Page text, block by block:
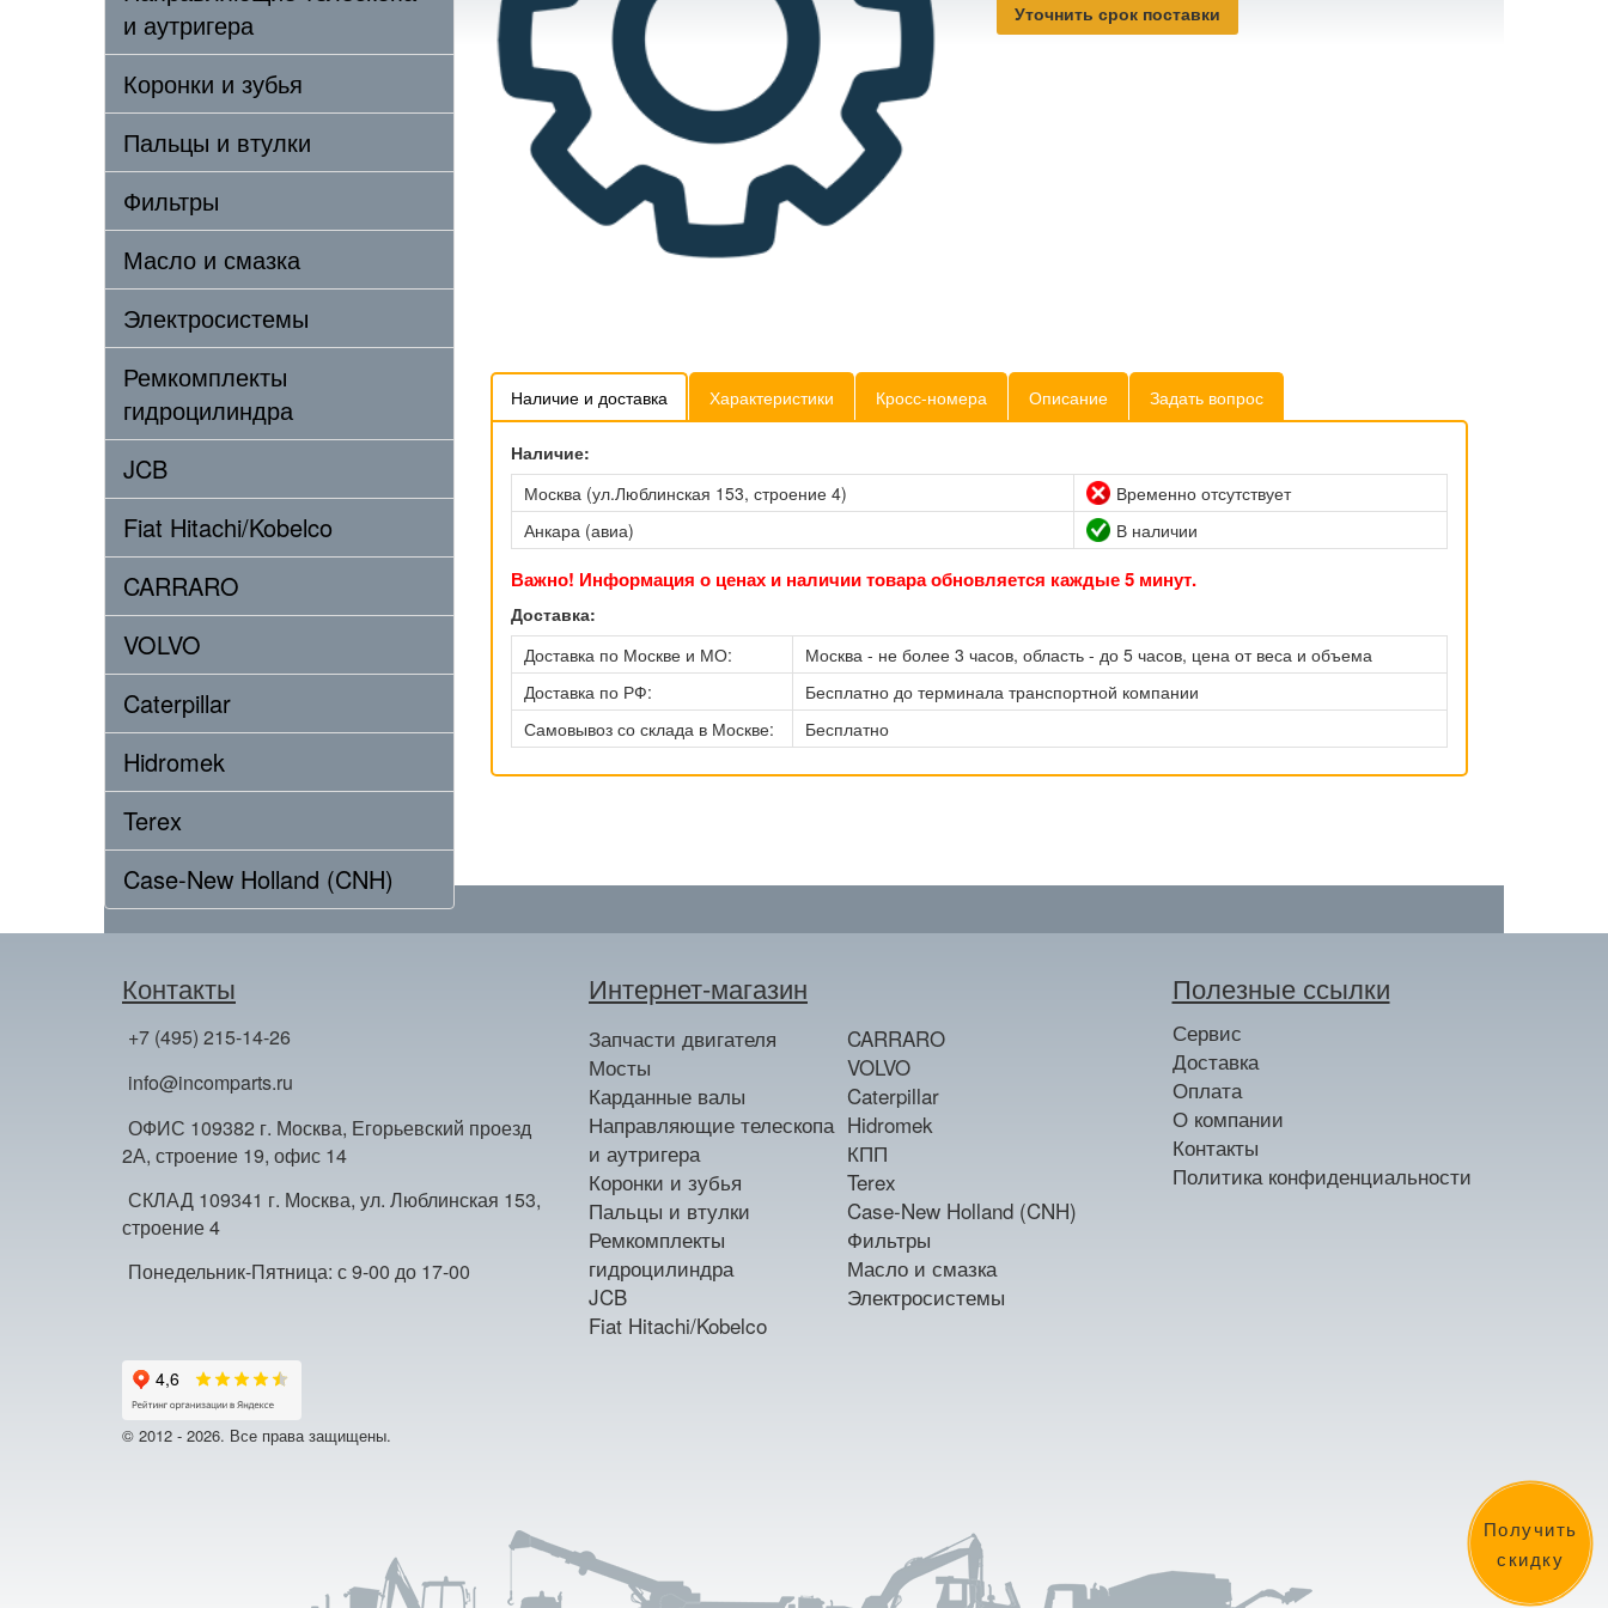
Получить
скидку
и аутригера
Коронки и зубья
Пальцы и втулки
Фильтры
Масло и смазка
Электросистемы
Ремкомплекты
гидроцилиндра
JCB
Fiat Hitachi/Kobelco
CARRARO
VOLVO
Caterpillar
Hidromek
Terex
Case-New Holland (CNH)
Уточнить срок поставки
Наличие и доставка Характеристики Кросс-номера Описание Задать вопрос
Наличие:
Москва (ул.Люблинская 153, строение 4)
Временно отсутствует
Анкара (авиа)
В наличии
Важно! Информация о ценах и наличии товара обновляется каждые 5 минут.
Доставка:
Доставка по Москве и МО:
Москва - не более 3 часов, область - до 5 часов, цена от веса и объема
Доставка по РФ:
Бесплатно до терминала транспортной компании
Самовывоз со склада в Москве:
Бесплатно
Контакты
+7 (495) 215-14-26
info@incomparts.ru
ОФИС 109382 г. Москва, Егорьевский проезд
2А, строение 19, офис 14
СКЛАД 109341 г. Москва, ул. Люблинская 153,
строение 4
Понедельник-Пятница: с 9-00 до 17-00
Интернет-магазин
Запчасти двигателя
Мосты
Карданные валы
Направляющие телескопа
и аутригера
Коронки и зубья
Пальцы и втулки
Ремкомплекты
гидроцилиндра
JCB
Fiat Hitachi/Kobelco
CARRARO
VOLVO
Caterpillar
Hidromek
КПП
Terex
Case-New Holland (CNH)
Фильтры
Масло и смазка
Электросистемы
Полезные ссылки
Сервис
Доставка
Оплата
О компании
Контакты
Политика конфиденциальности
© 2012 - 2026. Все права защищены.